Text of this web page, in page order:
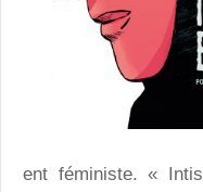
ent féministe. «